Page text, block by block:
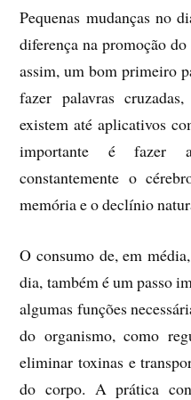
Pequenas mudanças no
diferença na promoção
assim, um bom primeiro
fazer palavras
existem até aplicativos
importante é fazer
constantemente o
memória e o declínio
O consumo de, em
dia, também é um passo
algumas funções
do organismo, como
eliminar toxinas e
do corpo. A prática